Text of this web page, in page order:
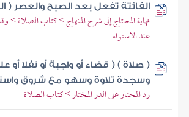
الفائتة تفعل بعد الصبح والعصر (
نهاية المحتاج إلى شرح المنهاج > كتاب الصلاة
عند الاستواء
( صلاة ) ( قضاء أو واجبة أو نفلا أو
وسجدة تلاوة وسهو مع شروق
رد المحتار على الدر المختار > كتاب الصلاة